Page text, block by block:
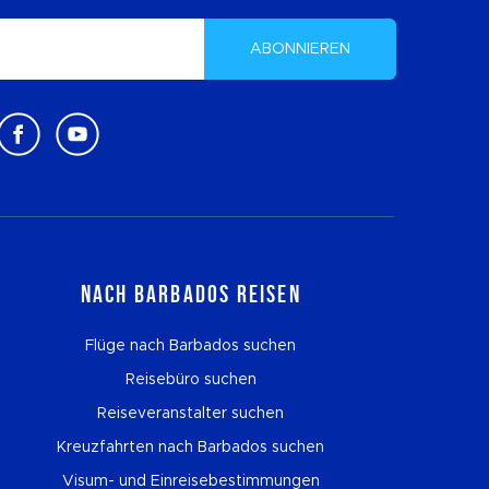
ABONNIEREN
Nach Barbados reisen
Flüge nach Barbados suchen
Reisebüro suchen
Reiseveranstalter suchen
Kreuzfahrten nach Barbados suchen
Visum- und Einreisebestimmungen